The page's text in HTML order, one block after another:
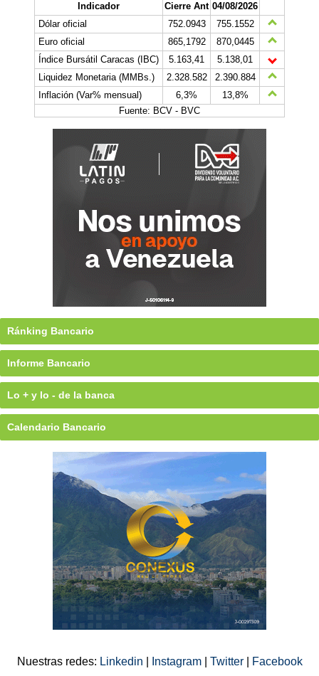
Indicador Cierre Ant 04/08/2026
Dólar oficial
752.0943
755.1552
Euro oficial
865,1792
870,0445
Índice Bursátil Caracas (IBC)
5.163,41
5.138,01
Liquidez Monetaria (MMBs.)
2.328.582
2.390.884
Inflación (Var% mensual)
6,3%
13,8%
Fuente: BCV - BVC
Ránking Bancario
Informe Bancario
Lo + y lo - de la banca
Calendario Bancario
Nuestras redes: Linkedin Instagram Twitter Facebook